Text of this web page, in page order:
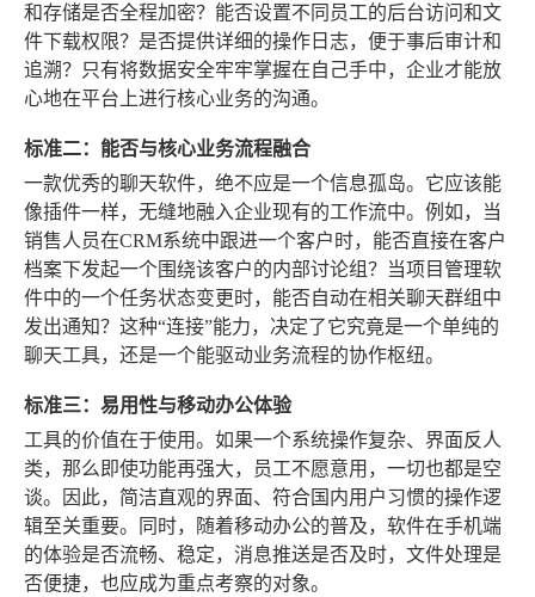
和存储是否全程加密？能否设置不同员工的后台访问和文
件下载权限？是否提供详细的操作日志，便于事后审计和
追溯？只有将数据安全牢牢掌握在自己手中，企业才能放
心地在平台上进行核心业务的沟通。
标准二：能否与核心业务流程融合
一款优秀的聊天软件，绝不应是一个信息孤岛。它应该能
像插件一样，无缝地融入企业现有的工作流中。例如，当
销售人员在CRM系统中跟进一个客户时，能否直接在客户
档案下发起一个围绕该客户的内部讨论组？当项目管理软
件中的一个任务状态变更时，能否自动在相关聊天群组中
发出通知？这种“连接”能力，决定了它究竟是一个单纯的
聊天工具，还是一个能驱动业务流程的协作枢纽。
标准三：易用性与移动办公体验
工具的价值在于使用。如果一个系统操作复杂、界面反人
类，那么即使功能再强大，员工不愿意用，一切也都是空
谈。因此，简洁直观的界面、符合国内用户习惯的操作逻
辑至关重要。同时，随着移动办公的普及，软件在手机端
的体验是否流畅、稳定，消息推送是否及时，文件处理是
否便捷，也应成为重点考察的对象。